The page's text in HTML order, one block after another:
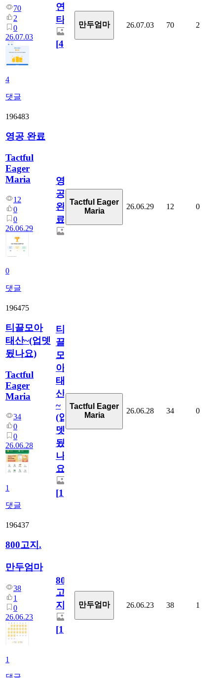
70
2
0
26.07.03
4
댓글
연
타
[4]
만두엄마 26.07.03 70 2
196483
영공 완료
Tactful
Eager
Maria
12
0
0
26.06.29
0
댓글
영
공
완
료
Tactful Eager
Maria
26.06.29 12 0
196475
티끌모아
태산~(업뎃
됬나요)
Tactful
Eager
Maria
34
0
0
26.06.28
1
댓글
티
끌
모
아
태
산
~
(업
뎃
됬
나
요)
[1]
Tactful Eager
Maria
26.06.28 34 0
196437
800고지.
만두엄마
38
1
0
26.06.23
1
800
고
지.
[1]
만두엄마 26.06.23 38 1